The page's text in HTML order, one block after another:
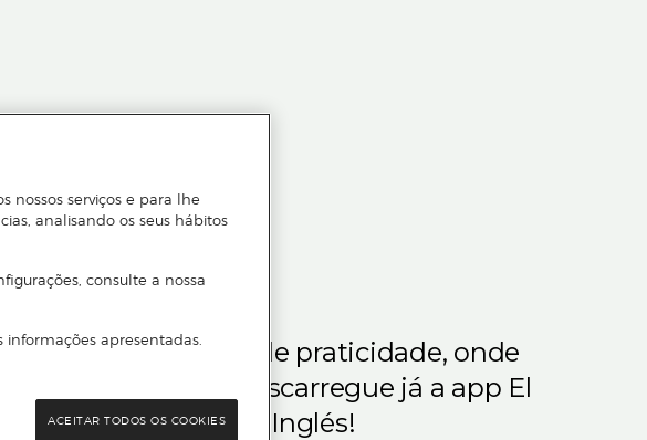
Para quem gosta de praticidade, onde
Descarregue já a app El
Corte Inglés!
nossos serviços e para lhe
analisando os seus hábitos
consulte a nossa
apresentadas.
ACEITAR TODOS OS COOKIES